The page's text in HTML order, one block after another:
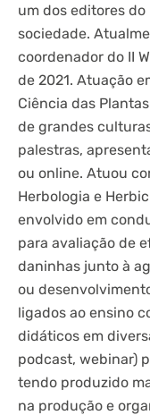
um dos editores
sociedade.
coordenador do II
de 2021. Atuação
Ciência das
de grandes
palestras,
ou online. Atuou
Herbologia e
envolvido em
para avaliação de
daninhas junto à
ou
ligados ao ensino
didáticos em
podcast, webinar)
tendo produzido
na produção e